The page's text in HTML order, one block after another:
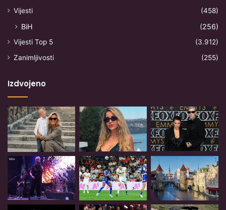
Vijesti
(458)
BiH (256)
Vijesti Top 5
(3.912)
Zanimljivosti
(255)
Izdvojeno